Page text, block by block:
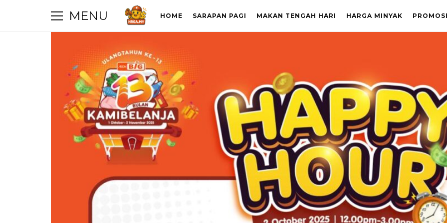
MENU HOME SARAPAN PAGI MAKAN TENGAH HARI HARGA MINYAK